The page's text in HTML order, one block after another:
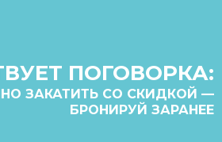
ПОГОВОРКА:
ЗАКАТИТЬ СО СКИДКОЙ —
БРОНИРУЙ ЗАРАНЕЕ